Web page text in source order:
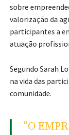
sobre
valorização da
participantes a
atuação
Segundo Sarah
na vida das
comunidade.
“O